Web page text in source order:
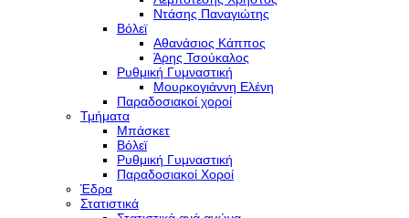
Ντάσης Παναγιώτης
Βόλεϊ
Αθανάσιος Κάππος
Άρης Τσούκαλος
Ρυθμική Γυμναστική
Μουρκογιάννη Ελένη
Παραδοσιακοί χοροί
Τμήματα
Μπάσκετ
Βόλεϊ
Ρυθμική Γυμναστική
Παραδοσιακοί Χοροί
Έδρα
Στατιστικά